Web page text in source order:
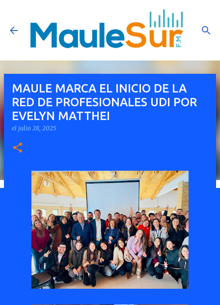
Ir al contenido principal
MAULE MARCA EL INICIO DE LA
RED DE PROFESIONALES UDI POR
EVELYN MATTHEI
el julio 28, 2025